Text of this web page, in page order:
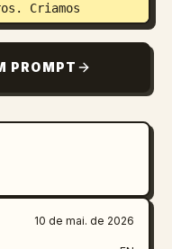
Criamos
esquerdo,
da manchete,
de
compacto em
pavimento
PROMPT
10 de mai. de 2026